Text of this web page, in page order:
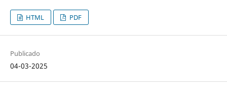
HTML PDF
Publicado
04-03-2025